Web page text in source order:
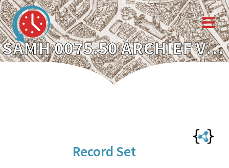
SAMH 0075.50 ARCHIEF VAN HET LEPROOS- EN PROVENIERSHUIS, BEHEER VAN FINANCIËN, LEGGERS VAN POORTPANDINGRENTEN, "OUDE BOEK", 1592 - 1668
Record Set